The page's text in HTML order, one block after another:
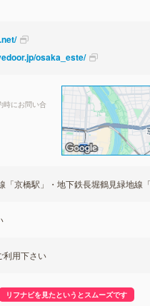
osaka_este/
時にお問い合
「京橋駅」・地下鉄長堀鶴見緑地線
利用下さい
リフナビを見たというとスムーズです